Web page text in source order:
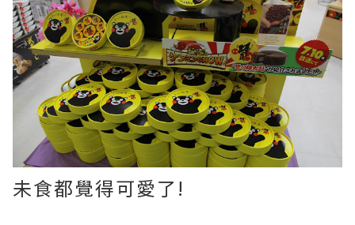
未食都覺得可愛了!